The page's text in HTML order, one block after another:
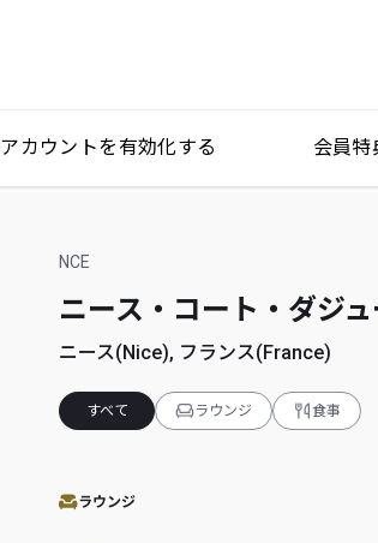
アカウントを有効化する 会員特
NCE
ニース・コート・ダジ
ニース(Nice), フランス(France)
すべて ラウンジ 食事
ラウンジ